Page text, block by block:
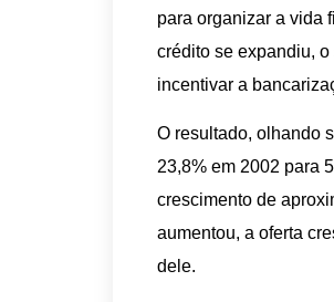
para organizar a vida
crédito se expandiu,
incentivar a
O resultado, olhando
23,8% em 2002 para
crescimento de
aumentou, a oferta
dele.